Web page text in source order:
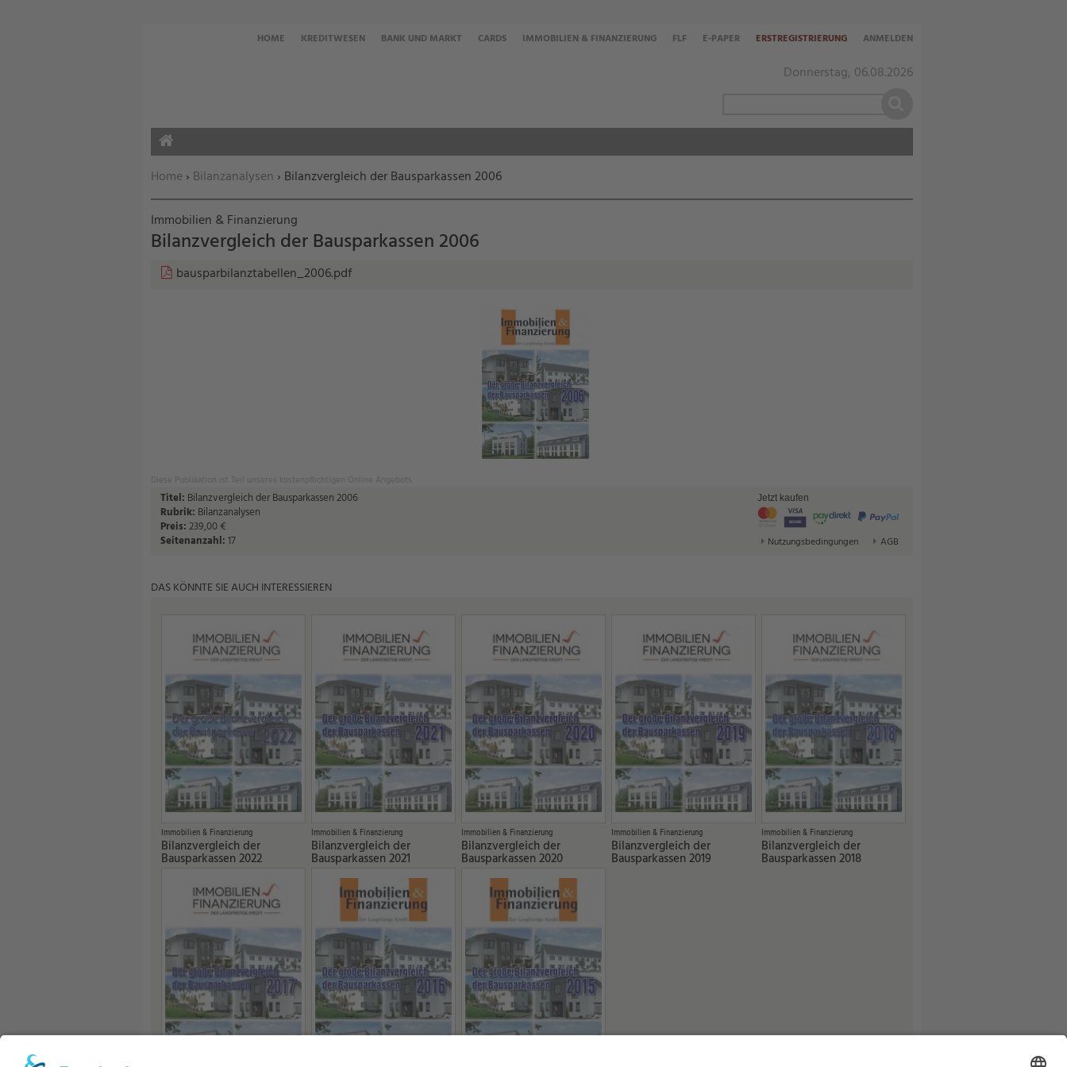
Donnerstag, 06.08.2026
HOME KREDITWESEN BANK UND MARKT CARDS IMMOBILIEN & FINANZIERUNG FLF E-PAPER ERSTREGISTRIERUNG ANMELDEN
Sie befinden sich hier:
Home › Bilanzanalysen › Bilanzvergleich der Bausparkassen 2006
Immobilien & Finanzierung
Bilanzvergleich der Bausparkassen 2006
bausparbilanztabellen_2006.pdf
Diese Publikation ist Teil unseres kostenpflichtigen Online Angebots.
Titel: Bilanzvergleich der Bausparkassen 2006
Rubrik: Bilanzanalysen
Preis:239,00 €
Seitenanzahl:17
Jetzt kaufen
Nutzungsbedingungen AGB
DAS KÖNNTE SIE AUCH INTERESSIEREN
Immobilien & Finanzierung
Bilanzvergleich der
Bausparkassen 2022
Immobilien & Finanzierung
Bilanzvergleich der
Bausparkassen 2021
Immobilien & Finanzierung
Bilanzvergleich der
Bausparkassen 2020
Immobilien & Finanzierung
Bilanzvergleich der
Bausparkassen 2019
Immobilien & Finanzierung
Bilanzvergleich der
Bausparkassen 2018
HOME